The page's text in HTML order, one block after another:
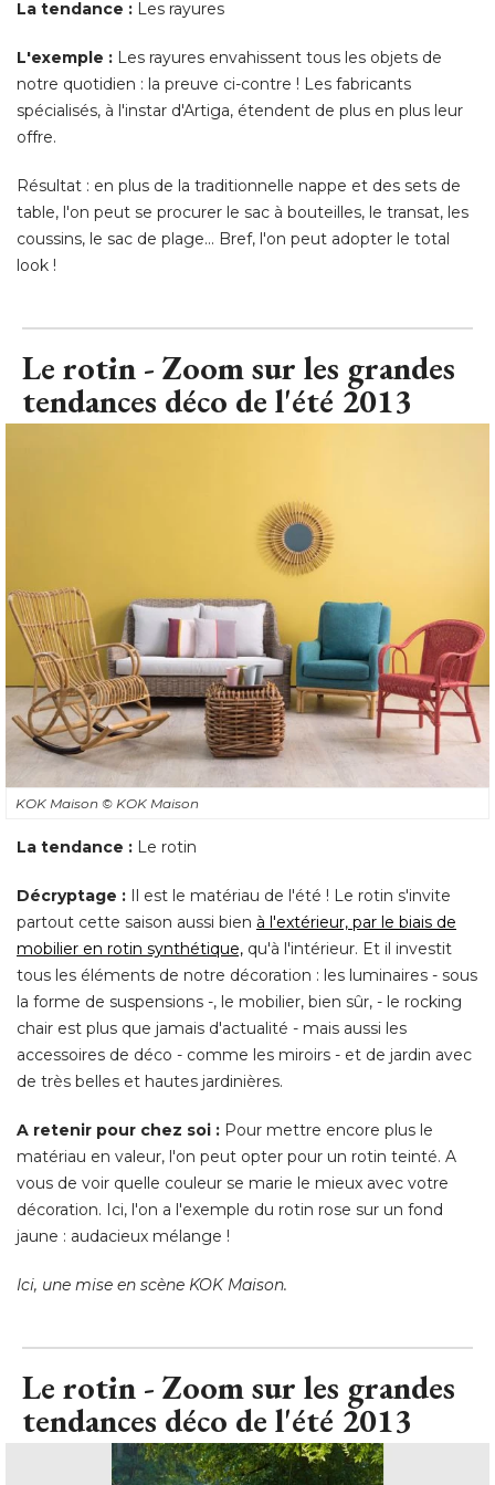
La tendance : Les rayures
L'exemple : Les rayures envahissent tous les objets de
notre quotidien : la preuve ci-contre ! Les fabricants
spécialisés, à l'instar d'Artiga, étendent de plus en plus leur
offre.
Résultat : en plus de la traditionnelle nappe et des sets de
table, l'on peut se procurer le sac à bouteilles, le transat, les
coussins, le sac de plage... Bref, l'on peut adopter le total
look !
Le rotin - Zoom sur les grandes
tendances déco de l'été 2013
KOK Maison © KOK Maison
La tendance : Le rotin
Décryptage : Il est le matériau de l'été ! Le rotin s'invite
partout cette saison aussi bien à l'extérieur, par le biais de
mobilier en rotin synthétique, qu'à l'intérieur. Et il investit
tous les éléments de notre décoration : les luminaires - sous
la forme de suspensions -, le mobilier, bien sûr, - le rocking
chair est plus que jamais d'actualité - mais aussi les
accessoires de déco - comme les miroirs - et de jardin avec
de très belles et hautes jardinières.
A retenir pour chez soi : Pour mettre encore plus le
matériau en valeur, l'on peut opter pour un rotin teinté. A
vous de voir quelle couleur se marie le mieux avec votre
décoration. Ici, l'on a l'exemple du rotin rose sur un fond
jaune : audacieux mélange !
Ici, une mise en scène KOK Maison.
Le rotin - Zoom sur les grandes
tendances déco de l'été 2013